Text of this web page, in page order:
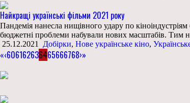
Найкращі українські фільми 2021 року
Пандемія нанесла нищівного удару по
бюджетні проблеми набували нових масштабів. Тим
25.12.2021
Добірки, Нове українське кіно,
«‹606162636465666768›»